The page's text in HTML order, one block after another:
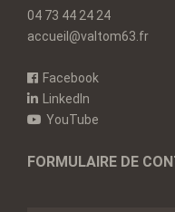
04 73 44 24 24
accueil@valtom63.fr
Facebook
LinkedIn
YouTube
FORMULAIRE DE